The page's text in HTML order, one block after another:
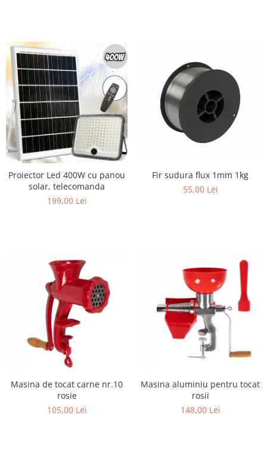
Proiector Led 400W cu panou
solar, telecomanda
199,00 Lei
Fir sudura flux 1mm 1kg
55,00 Lei
Masina de tocat carne nr.10
rosie
105,00 Lei
Masina aluminiu pentru tocat
rosii
148,00 Lei